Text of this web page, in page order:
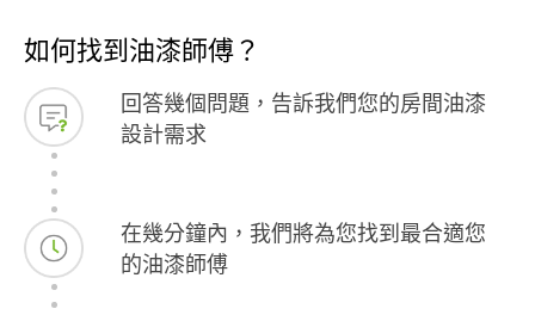
如何找到油漆師傅？
回答幾個問題，告訴我們您的房間油漆
設計需求
在幾分鐘內，我們將為您找到最合適您
的油漆師傅